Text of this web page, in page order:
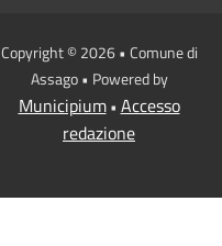
Copyright © 2026 • Comune di
Assago • Powered by
Municipium• Accesso
redazione